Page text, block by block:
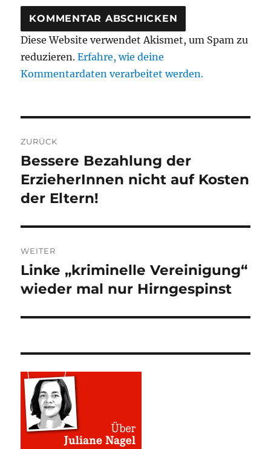
Diese Website verwendet Akismet, um Spam zu
reduzieren.Erfahre, wie deine
Kommentardaten verarbeitet werden.
ZURÜCK
Vorheriger
Beitrag:
Bessere Bezahlung der
ErzieherInnen nicht auf Kosten
der Eltern!
WEITER
Nächster
Beitrag:
Linke „kriminelle Vereinigung“
wieder mal nur Hirngespinst